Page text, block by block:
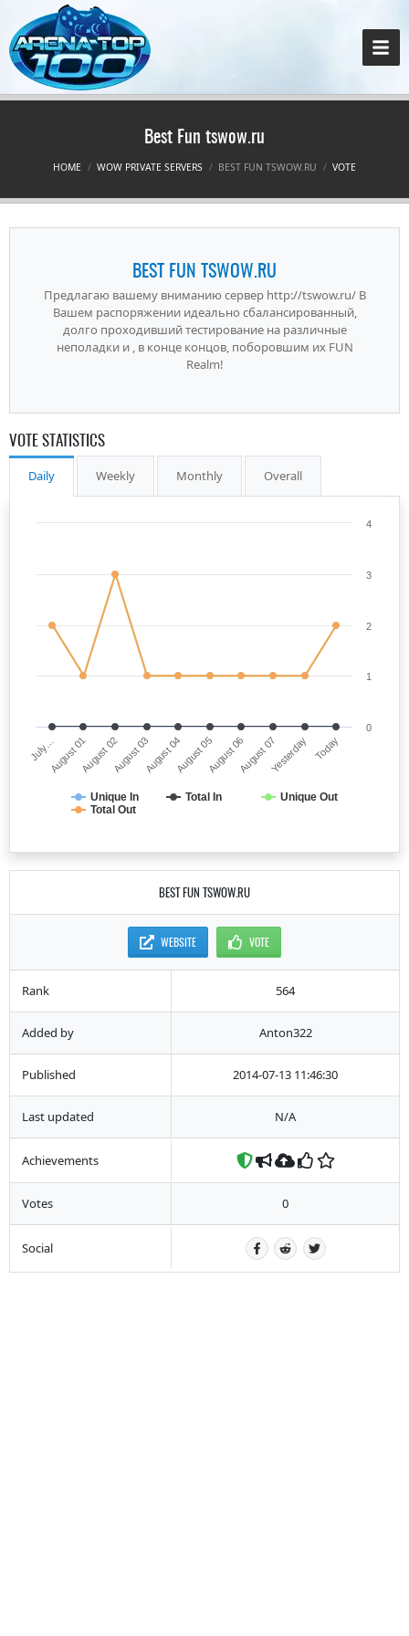
Best Fun tswow.ru
HOME WOW PRIVATE SERVERS BEST FUN TSWOW.RU VOTE
BEST FUN TSWOW.RU
Предлагаю вашему вниманию сервер http://tswow.ru/ В
Вашем распоряжении идеально сбалансированный,
долго проходивший тестирование на различные
неполадки и , в конце концов, поборовшим их FUN
Realm!
VOTE STATISTICS
Daily Weekly Monthly Overall
Unique In Total In
Unique Out
Total Out
July…August 01August 02August 03August 04August 05August 06August 07Yesterday Today
0
1
2
3
4
BEST FUN TSWOW.RU
WEBSITE VOTE
Rank 564
Added by Anton322
Published 2014-07-13 11:46:30
Last updated N/A
Achievements
Votes 0
Social